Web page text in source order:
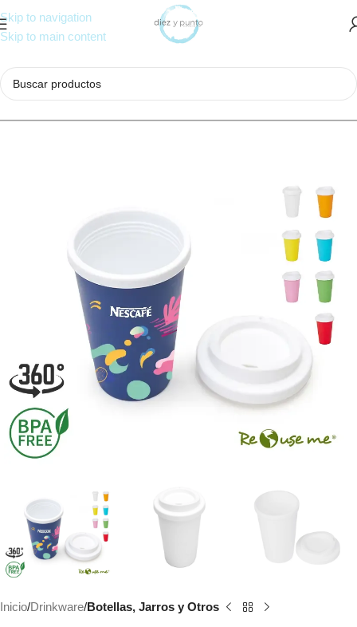
Skip to navigation
Skip to main content
Inicio Drinkware Botellas, Jarros y Otros